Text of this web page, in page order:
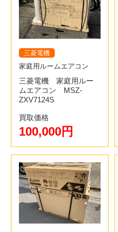
三菱電機
家庭用ルームエアコン
三菱電機 家庭用ルー
ムエアコン MSZ-
ZXV7124S
買取価格
100,000円